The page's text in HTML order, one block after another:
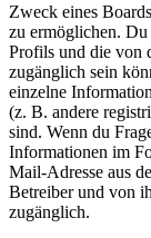
Zweck eines
zu ermöglichen. Du
Profils und die von
zugänglich sein
einzelne
(z. B. andere
sind. Wenn du
Informationen im
Mail-Adresse aus
Betreiber und von
zugänglich.